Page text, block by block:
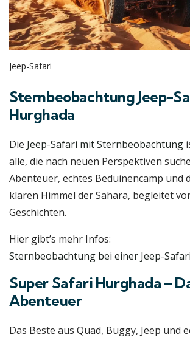
Jeep-Safari
Sternbeobachtung Jeep-
Hurghada
Die Jeep-Safari mit Sternbeobachtung
alle, die nach neuen Perspektiven
Abenteuer, echtes Beduinencamp und
klaren Himmel der Sahara, begleitet
Geschichten.
Hier gibt’s mehr Infos:
Sternbeobachtung bei einer Jeep-
Super Safari Hurghada –
Abenteuer
Das Beste aus Quad, Buggy, Jeep und